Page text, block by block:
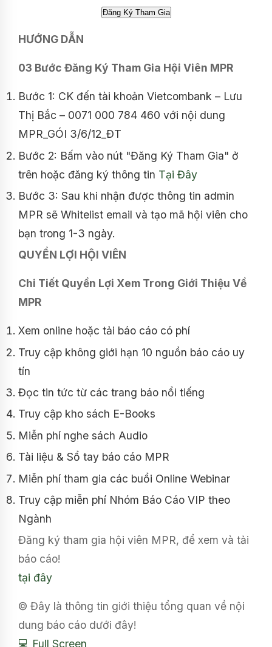
HƯỚNG DẪN
03 Bước Đăng Ký Tham Gia Hội Viên MPR
Bước 1: CK đến tài khoản Vietcombank – Lưu
Thị Bắc – 0071 000 784 460 với nội dung
MPR_GÓI 3/6/12_ĐT
Bước 2: Bấm vào nút "Đăng Ký Tham Gia" ở
trên hoặc đăng ký thông tin Tại Đây
Bước 3: Sau khi nhận được thông tin admin
MPR sẽ Whitelist email và tạo mã hội viên cho
bạn trong 1-3 ngày.
QUYỀN LỢI HỘI VIÊN
Chi Tiết Quyền Lợi Xem Trong Giới Thiệu Về
MPR
Xem online hoặc tải báo cáo có phí
Truy cập không giới hạn 10 nguồn báo cáo uy
tín
Đọc tin tức từ các trang báo nổi tiếng
Truy cập kho sách E-Books
Miễn phí nghe sách Audio
Tài liệu & Sổ tay báo cáo MPR
Miễn phí tham gia các buổi Online Webinar
Truy cập miễn phí Nhóm Báo Cáo VIP theo
Ngành
Đăng ký tham gia hội viên MPR, để xem và tải
báo cáo!
tại đây
© Đây là thông tin giới thiệu tổng quan về nội
dung báo cáo dưới đây!
💻 Full Screen